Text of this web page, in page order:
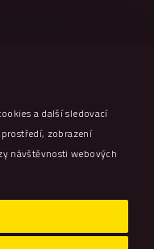
a další sledovací
zobrazení
návštěvnosti webových